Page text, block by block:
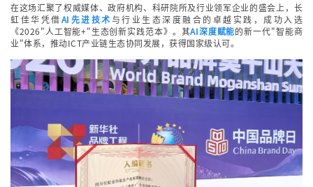
在这场汇聚了权威媒体、政府机构、科研院所及行业领军企业的盛会上，长
虹佳华凭借AI先进技术与行业生态深度融合的卓越实践，成功入选
《2026"人工智能+"生态创新实践范本》。其AI深度赋能的新一代"智能商
业"体系，推动ICT产业链生态协同发展，获得国家级认可。